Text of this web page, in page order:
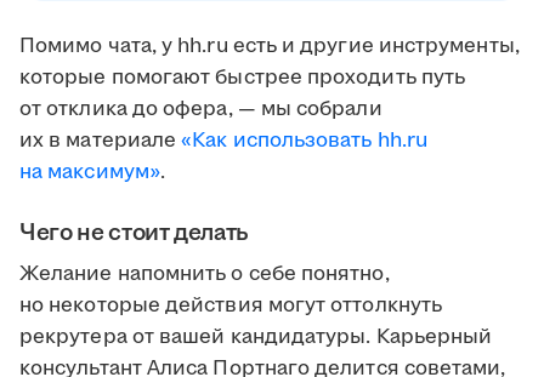
Помимо чата, у hh.ru есть и другие инструменты,
которые помогают быстрее проходить путь
от отклика до офера, — мы собрали
их в материале«Как использовать hh.ru
на максимум».
Чего не стоит делать
Желание напомнить о себе понятно,
но некоторые действия могут оттолкнуть
рекрутера от вашей кандидатуры. Карьерный
консультант Алиса Портнаго делится советами,